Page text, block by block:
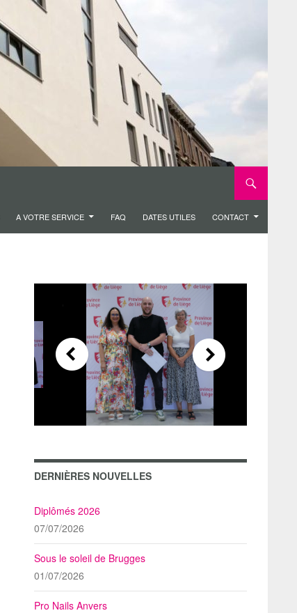
A VOTRE SERVICE FAQ DATES UTILES CONTACT
DERNIÈRES NOUVELLES
Diplômés 2026
07/07/2026
Sous le soleil de Brugges
01/07/2026
Pro Nails Anvers